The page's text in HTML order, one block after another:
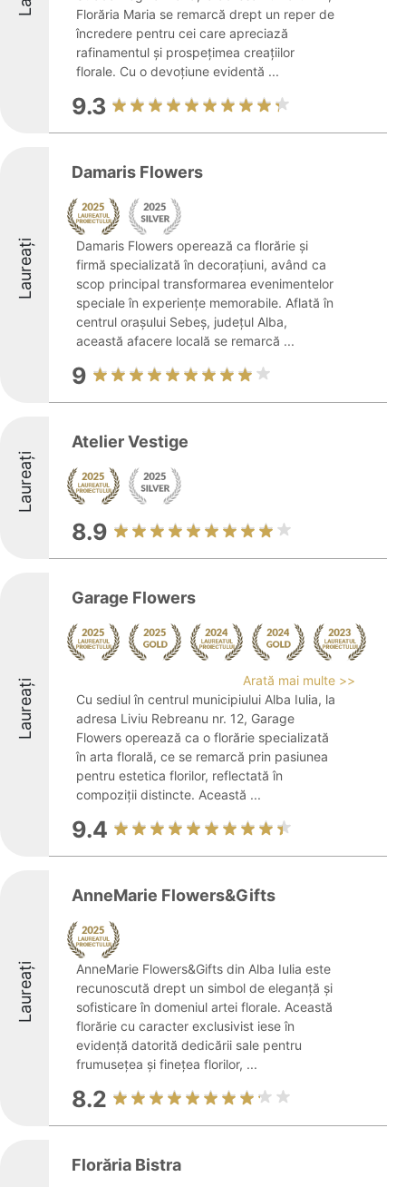
Florăria Maria se remarcă drept un reper de
încredere pentru cei care apreciază
rafinamentul și prospețimea creațiilor
florale. Cu o devoțiune evidentă ...
9.3
Laureați
Damaris Flowers
Damaris Flowers operează ca florărie și
firmă specializată în decorațiuni, având ca
scop principal transformarea evenimentelor
speciale în experiențe memorabile. Aflată în
centrul orașului Sebeș, județul Alba,
această afacere locală se remarcă ...
9
Laureați
Atelier Vestige
8.9
Laureați
Garage Flowers
Arată mai multe >>
Cu sediul în centrul municipiului Alba Iulia, la
adresa Liviu Rebreanu nr. 12, Garage
Flowers operează ca o florărie specializată
în arta florală, ce se remarcă prin pasiunea
pentru estetica florilor, reflectată în
compoziții distincte. Această ...
9.4
Laureați
AnneMarie Flowers&Gifts
AnneMarie Flowers&Gifts din Alba Iulia este
recunoscută drept un simbol de eleganță și
sofisticare în domeniul artei florale. Această
florărie cu caracter exclusivist iese în
evidență datorită dedicării sale pentru
frumusețea și finețea florilor, ...
8.2
Florăria Bistra